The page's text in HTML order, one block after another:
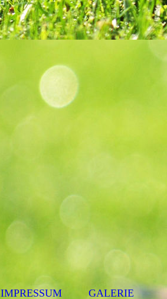
IMPRESSUM GALERIE